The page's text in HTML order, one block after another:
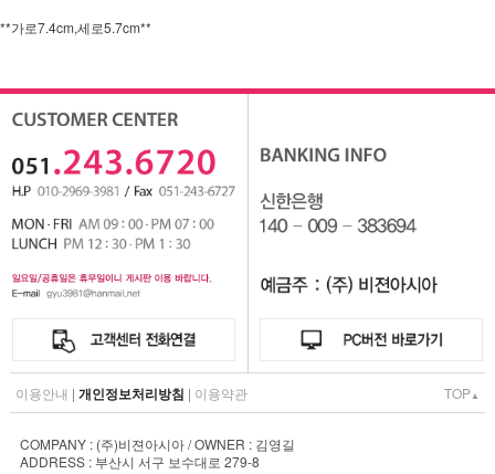
**가로7.4cm,세로5.7cm**
이용안내 | 개인정보처리방침 | 이용약관 TOP▲
COMPANY : (주)비젼아시아 / OWNER : 김영길
ADDRESS : 부산시 서구 보수대로 279-8